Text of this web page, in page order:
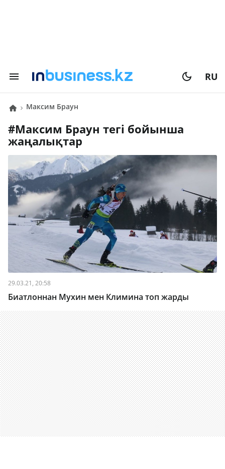
RU
Максим Браун
# Максим Браун тегі бойынша
жаңалықтар
29.03.21, 20:58
Биатлоннан Мухин мен Климина топ жарды